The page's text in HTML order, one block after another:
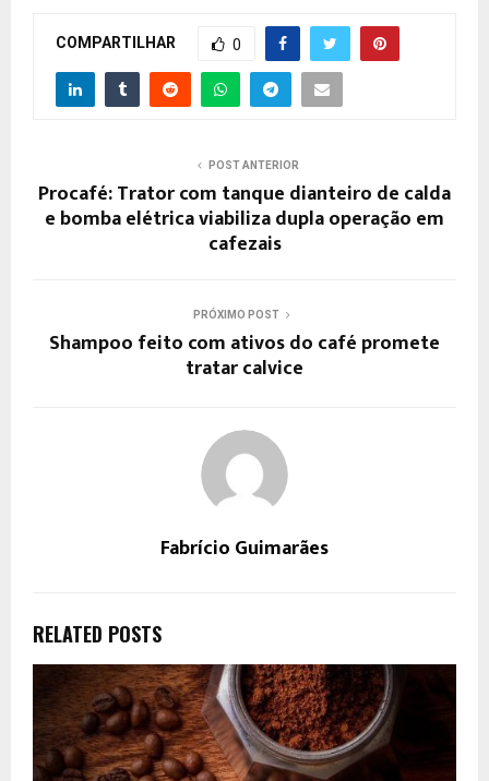
COMPARTILHAR 0
POST ANTERIOR
Procafé: Trator com tanque dianteiro de calda
e bomba elétrica viabiliza dupla operação em
cafezais
PRÓXIMO POST
Shampoo feito com ativos do café promete
tratar calvice
Fabrício Guimarães
RELATED POSTS